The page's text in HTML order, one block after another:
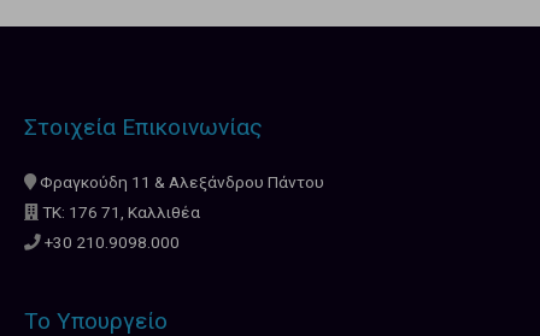
Στοιχεία Επικοινωνίας
Φραγκούδη 11 & Αλεξάνδρου Πάντου
ΤΚ: 176 71, Καλλιθέα
+30 210.9098.000
Το Υπουργείο